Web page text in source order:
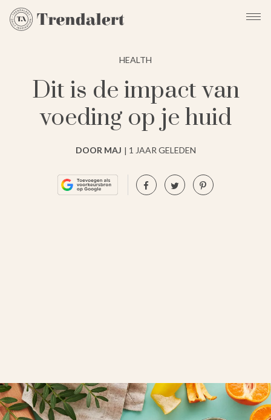
HEALTH
Dit is de impact van
voeding op je huid
DOOR MAJ 1 JAAR GELEDEN